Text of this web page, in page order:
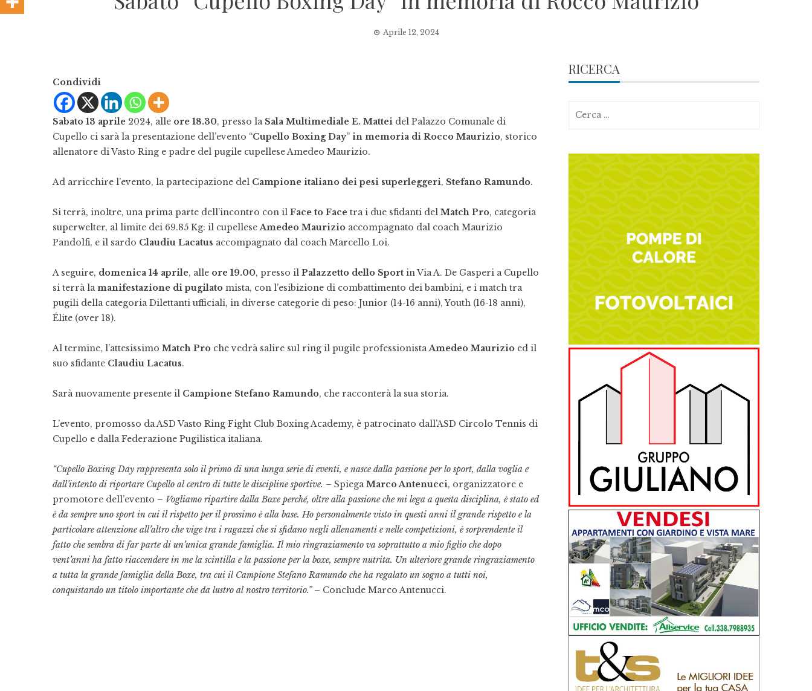
Aprile 12, 2024
Condividi
Sabato 13 aprile 2024, alle ore 18.30, presso la Sala Multimediale E. Mattei del Palazzo Comunale di
Cupello ci sarà la presentazione dell’evento “Cupello Boxing Day” in memoria di Rocco Maurizio, storico
allenatore di Vasto Ring e padre del pugile cupellese Amedeo Maurizio.
Ad arricchire l’evento, la partecipazione del Campione italiano dei pesi superleggeri, Stefano Ramundo.
Si terrà, inoltre, una prima parte dell’incontro con il Face to Face tra i due sfidanti del Match Pro, categoria
superwelter, al limite dei 69.85 Kg: il cupelleseAmedeo Maurizio accompagnato dal coach Maurizio
Pandolfi, e il sardo Claudiu Lacatus accompagnato dal coach Marcello Loi.
A seguire, domenica 14 aprile, alle ore 19.00, presso il Palazzetto dello Sport in Via A. De Gasperi a Cupello
si terrà lamanifestazione di pugilato mista, con l’esibizione di combattimento dei bambini, e i match tra
pugili della categoria Dilettanti ufficiali, in diverse categorie di peso: Junior (14-16 anni), Youth (16-18 anni),
Élite (over 18).
Al termine, l’attesissimo Match Pro che vedrà salire sul ring il pugile professionistaAmedeo Maurizio ed il
suo sfidante Claudiu Lacatus.
Sarà nuovamente presente il Campione Stefano Ramundo, che racconterà la sua storia.
L’evento, promosso da ASD Vasto Ring Fight Club Boxing Academy, è patrocinato dall’ASD Circolo Tennis di
Cupello e dalla Federazione Pugilistica italiana.
“Cupello Boxing Day rappresenta solo il primo di una lunga serie di eventi, e nasce dalla passione per lo sport, dalla voglia e
dall’intento di riportare Cupello al centro di tutte le discipline sportive. – SpiegaMarco Antenucci, organizzatore e
promotore dell’evento – Vogliamo ripartire dalla Boxe perché, oltre alla passione che mi lega a questa disciplina, è stato ed
è da sempre uno sport in cui il rispetto per il prossimo è alla base. Ho personalmente visto in questi anni il grande rispetto e la
particolare attenzione all’altro che vige tra i ragazzi che si sfidano negli allenamenti e nelle competizioni, è sorprendente il
fatto che sembra di far parte di un’unica grande famiglia. Il mio ringraziamento va soprattutto a mio figlio che dopo
vent’anni ha fatto riaccendere in me la scintilla e la passione per la boxe, sempre nutrita. Un ulteriore grande ringraziamento
a tutta la grande famiglia della Boxe, tra cui il Campione Stefano Ramundo che ha regalato un sogno a tutti noi,
conquistando un titolo importante che da lustro al nostro territorio.”– Conclude Marco Antenucci.
RICERCA